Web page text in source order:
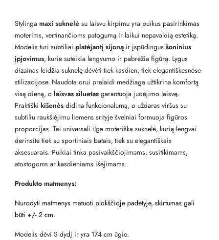
Stylinga maxi suknelė su laisvu kirpimu yra puikus pasirinkimas
moterims, vertinančioms patogumą ir laikui nepavaldią estetiką.
Modelis turi subtiliai platėjantį sijoną ir įspūdingus šoninius
įpjovimus, kurie suteikia lengvumo ir pabrėžia figūrą. Lygus
dizainas leidžia suknelę dėvėti tiek kasdien, tiek elegantiškesnėse
stilizacijose. Naudota orui pralaidi medžiaga užtikrina komfortą
visą dieną, o laisvas siluetas garantuoja judėjimo laisvę.
Praktiški kišenės didina funkcionalumą, o uždaras viršus su
subtiliu raukšlėjimu liemens srityje švelniai formuoja figūros
proporcijas. Tai universali ilga moteriška suknelė, kurią lengvai
derinsite tiek su sportiniais batais, tiek su elegantiškais
aksesuarais. Puikiai tinka pasivaikščiojimams, susitikimams,
atostogoms ar kasdieniams išėjimams.
Produkto matmenys:
Nurodyti matmenys matuoti plokščioje padėtyje, skirtumas gali
būti +/- 2 cm.
Modelis dėvi S dydį ir yra 174 cm ūgio.